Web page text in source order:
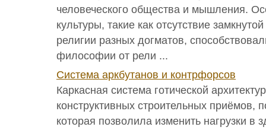
человеческого общества и мышления.
культуры, такие как отсутствие
религии разных догматов,
философии от рели ...
Система аркбутанов и контрфорсов
Каркасная система готической
конструктивных строительных приёмов,
которая позволила изменить нагрузки в